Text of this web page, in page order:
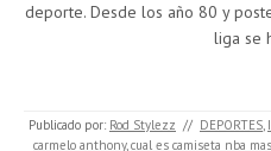
deporte. Desde los año 80 y
liga se
Publicado por: Rod Stylezz // DEPORTES,
carmelo anthony,cual es camiseta nba